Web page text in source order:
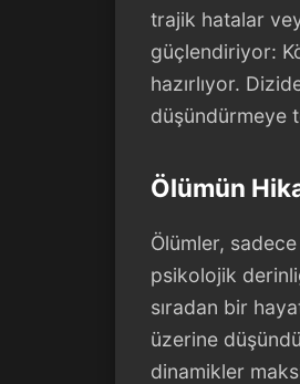
trajik hatalar
güçlendiriyor:
hazırlıyor.
düşündürmeye
Ölümün
Ölümler,
psikolojik
sıradan bir
üzerine
dinamikler